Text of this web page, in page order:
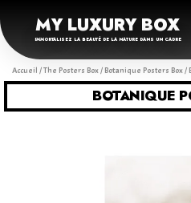
MY LUXURY BOX
IMMORTALISEZ LA BEAUTÉ DE LA NATURE DANS UN CADRE
Accueil /The Posters Box/ Botanique Posters Box/
BOTANIQUE